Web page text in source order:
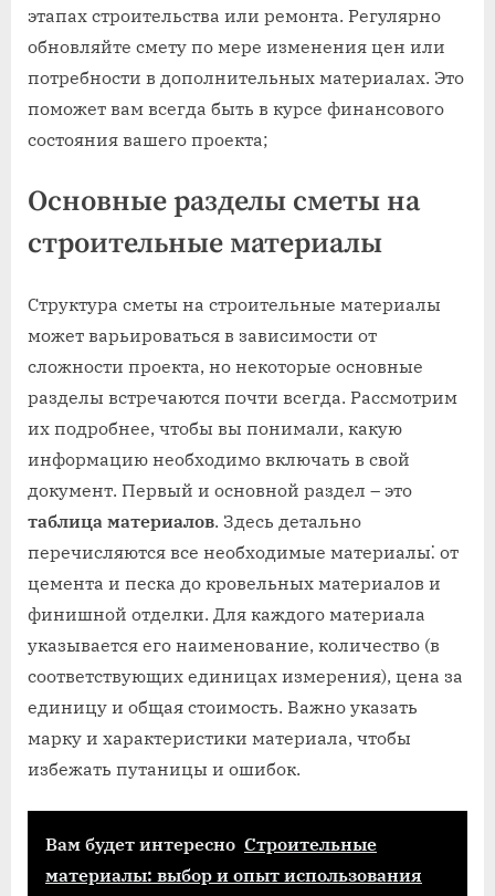
этапах строительства или ремонта. Регулярно
обновляйте смету по мере изменения цен или
потребности в дополнительных материалах. Это
поможет вам всегда быть в курсе финансового
состояния вашего проекта;
Основные разделы сметы на
строительные материалы
Структура сметы на строительные материалы
может варьироваться в зависимости от
сложности проекта, но некоторые основные
разделы встречаются почти всегда. Рассмотрим
их подробнее, чтобы вы понимали, какую
информацию необходимо включать в свой
документ. Первый и основной раздел – это
таблица материалов. Здесь детально
перечисляются все необходимые материалы⁚ от
цемента и песка до кровельных материалов и
финишной отделки. Для каждого материала
указывается его наименование, количество (в
соответствующих единицах измерения), цена за
единицу и общая стоимость. Важно указать
марку и характеристики материала, чтобы
избежать путаницы и ошибок.
Вам будет интересно Строительные
материалы: выбор и опыт использования